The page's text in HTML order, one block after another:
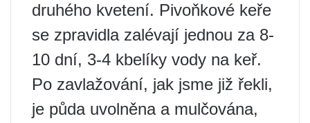
druhého kvetení. Pivoňkové keře
se zpravidla zalévají jednou za 8-
10 dní, 3-4 kbelíky vody na keř.
Po zavlažování, jak jsme již řekli,
je půda uvolněna a mulčována,